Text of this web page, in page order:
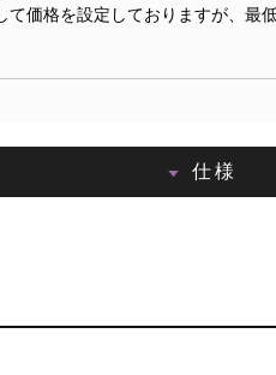
価格を設定しておりますが、最
仕様